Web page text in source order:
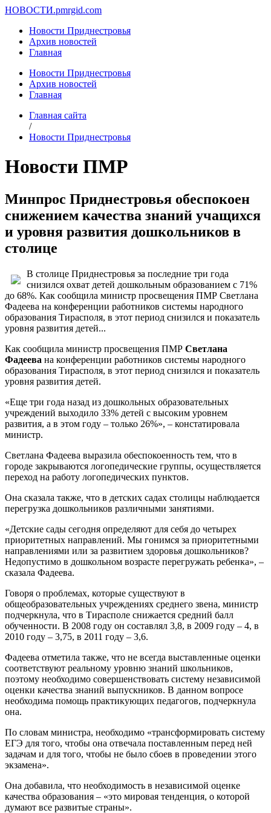
НОВОСТИ.pmrgid.com
Новости Приднестровья
Архив новостей
Главная
Новости Приднестровья
Архив новостей
Главная
Главная сайта
/
Новости Приднестровья
Новости ПМР
Минпрос Приднестровья обеспокоен
снижением качества знаний учащихся
и уровня развития дошкольников в
столице
В столице Приднестровья за последние три года
снизился охват детей дошкольным образованием с 71%
до 68%. Как сообщила министр просвещения ПМР Светлана
Фадеева на конференции работников системы народного
образования Тирасполя, в этот период снизился и показатель
уровня развития детей...
Как сообщила министр просвещения ПМР Светлана
Фадеева на конференции работников системы народного
образования Тирасполя, в этот период снизился и показатель
уровня развития детей.
«Еще три года назад из дошкольных образовательных
учреждений выходило 33% детей с высоким уровнем
развития, а в этом году – только 26%», – констатировала
министр.
Светлана Фадеева выразила обеспокоенность тем, что в
городе закрываются логопедические группы, осуществляется
переход на работу логопедических пунктов.
Она сказала также, что в детских садах столицы наблюдается
перегрузка дошкольников различными занятиями.
«Детские сады сегодня определяют для себя до четырех
приоритетных направлений. Мы гонимся за приоритетными
направлениями или за развитием здоровья дошкольников?
Недопустимо в дошкольном возрасте перегружать ребенка», –
сказала Фадеева.
Говоря о проблемах, которые существуют в
общеобразовательных учреждениях среднего звена, министр
подчеркнула, что в Тирасполе снижается средний балл
обученности. В 2008 году он составлял 3,8, в 2009 году – 4, в
2010 году – 3,75, в 2011 году – 3,6.
Фадеева отметила также, что не всегда выставленные оценки
соответствуют реальному уровню знаний школьников,
поэтому необходимо совершенствовать систему независимой
оценки качества знаний выпускников. В данном вопросе
необходима помощь практикующих педагогов, подчеркнула
она.
По словам министра, необходимо «трансформировать систему
ЕГЭ для того, чтобы она отвечала поставленным перед ней
задачам и для того, чтобы не было сбоев в проведении этого
экзамена».
Она добавила, что необходимость в независимой оценке
качества образования – «это мировая тенденция, о которой
думают все развитые страны».